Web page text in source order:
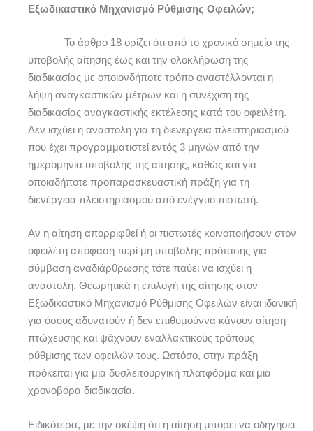
Εξωδικαστικό Μηχανισμό Ρύθμισης Οφειλών;
Το άρθρο 18 ορίζει ότι από το χρονικό σημείο της
υποβολής αίτησης έως και την ολοκλήρωση της
διαδικασίας με οποιονδήποτε τρόπο αναστέλλονται η
λήψη αναγκαστικών μέτρων και η συνέχιση της
διαδικασίας αναγκαστικής εκτέλεσης κατά του οφειλέτη.
Δεν ισχύει η αναστολή για τη διενέργεια πλειστηριασμού
που έχει προγραμματιστεί εντός 3 μηνών από την
ημερομηνία υποβολής της αίτησης, καθώς και για
οποιαδήποτε προπαρασκευαστική πράξη για τη
διενέργεια πλειστηριασμού από ενέγγυο πιστωτή.
Αν η αίτηση απορριφθεί ή οι πιστωτές κοινοποιήσουν στον
οφειλέτη απόφαση περί μη υποβολής πρότασης για
σύμβαση αναδιάρθρωσης τότε παύει να ισχύει η
αναστολή. Θεωρητικά η επιλογή της αίτησης στον
Εξωδικαστικό Μηχανισμό Ρύθμισης Οφειλών είναι ιδανική
για όσους αδυνατούν ή δεν επιθυμούννα κάνουν αίτηση
πτώχευσης και ψάχνουν εναλλακτικούς τρόπους
ρύθμισης των οφειλών τους. Ωστόσο, στην πράξη
πρόκειται για μια δυσλειτουργική πλατφόρμα και μια
χρονοβόρα διαδικασία.
Ειδικότερα, με την σκέψη ότι η αίτηση μπορεί να οδηγήσει